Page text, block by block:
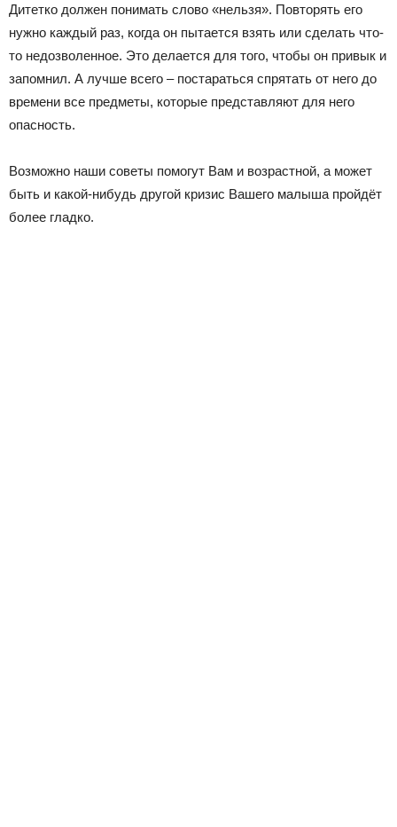
Дитетко должен понимать слово «нельзя». Повторять его
нужно каждый раз, когда он пытается взять или сделать что-
то недозволенное. Это делается для того, чтобы он привык и
запомнил. А лучше всего – постараться спрятать от него до
времени все предметы, которые представляют для него
опасность.
Возможно наши советы помогут Вам и возрастной, а может
быть и какой-нибудь другой кризис Вашего малыша пройдёт
более гладко.